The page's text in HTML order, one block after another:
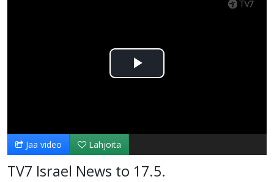
Toista
Jaa video Lahjoita
TV7 Israel News to 17.5.